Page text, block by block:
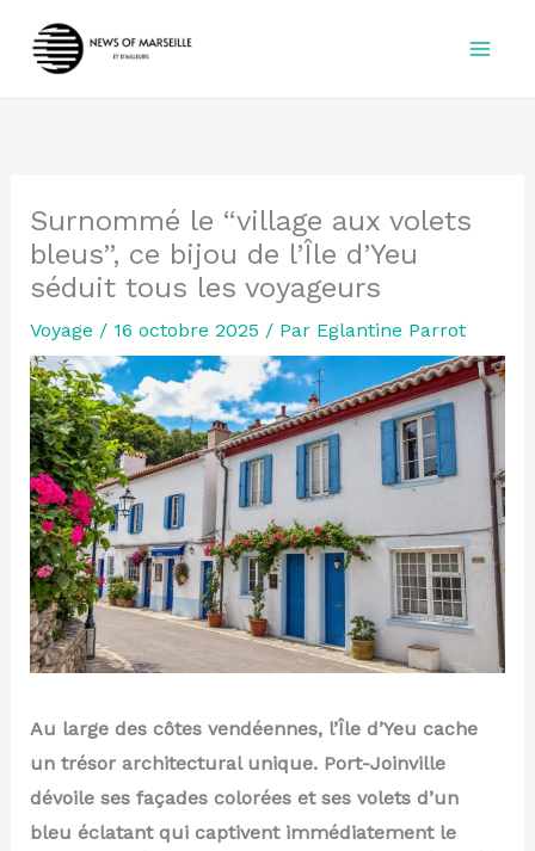
Surnommé le “village aux volets
bleus”, ce bijou de l’Île d’Yeu
séduit tous les voyageurs
Voyage / 16 octobre 2025 / Par Eglantine Parrot
Au large des côtes vendéennes, l’Île d’Yeu cache
un trésor architectural unique. Port-Joinville
dévoile ses façades colorées et ses volets d’un
bleu éclatant qui captivent immédiatement le